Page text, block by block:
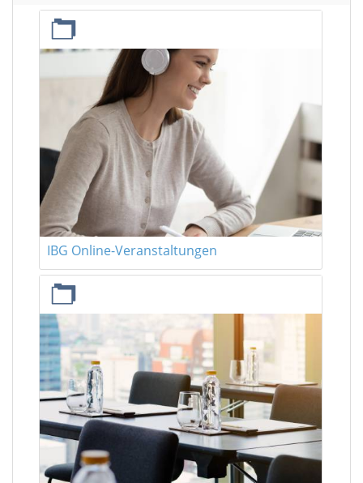
IBG Online-Veranstaltungen